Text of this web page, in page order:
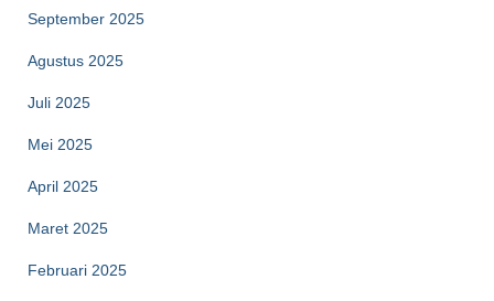
September 2025
Agustus 2025
Juli 2025
Mei 2025
April 2025
Maret 2025
Februari 2025